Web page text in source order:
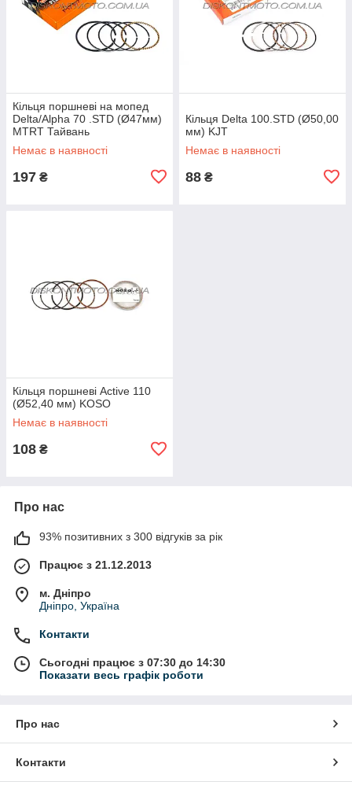
Кільця поршневі на мопед
Delta/Alpha 70 .STD (Ø47мм)
MTRT Тайвань
Немає в наявності
197 ₴
Кільця Delta 100.STD (Ø50,00
мм) KJT
Немає в наявності
88 ₴
Кільця поршневі Active 110
(Ø52,40 мм) KOSO
Немає в наявності
108 ₴
Про нас
93% позитивних з 300 відгуків за рік
Працює з 21.12.2013
м. Дніпро
Дніпро, Україна
Контакти
Сьогодні працює з 07:30 до 14:30
Показати весь графік роботи
Про нас
Контакти